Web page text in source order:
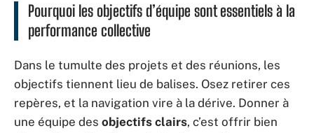
Pourquoi les objectifs d’équipe sont essentiels à la
performance collective
Dans le tumulte des projets et des réunions, les
objectifs tiennent lieu de balises. Osez retirer ces
repères, et la navigation vire à la dérive. Donner à
une équipe des objectifs clairs, c’est offrir bien